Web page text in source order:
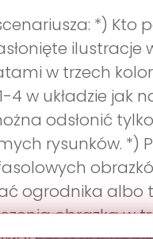
*) Kto
ilustracje
w trzech
4 w układzie jak
odsłonić
rysunków. *)
ogrodnika albo
obrazka w